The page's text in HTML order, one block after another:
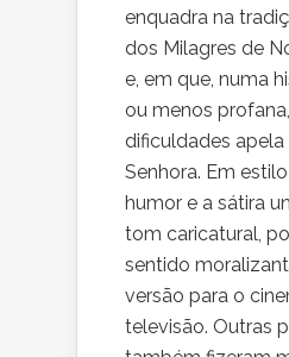
enquadra na
dos Milagres de
e, em que, numa
ou menos
dificuldades apela
Senhora. Em
humor e a sátira
tom caricatural,
sentido
versão para o
televisão. Outras